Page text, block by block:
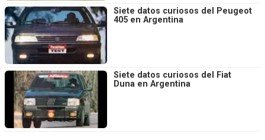
Siete datos curiosos del Peugeot
405 en Argentina
Siete datos curiosos del Fiat
Duna en Argentina